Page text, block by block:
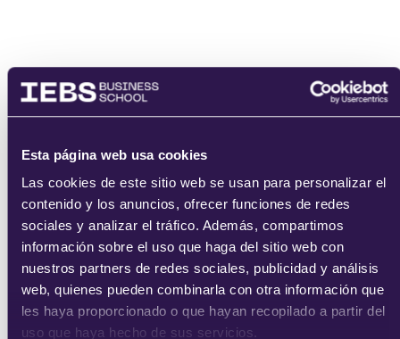
Esta página web usa cookies
Las cookies de este sitio web se usan para personalizar el
contenido y los anuncios, ofrecer funciones de redes
sociales y analizar el tráfico. Además, compartimos
información sobre el uso que haga del sitio web con
nuestros partners de redes sociales, publicidad y análisis
web, quienes pueden combinarla con otra información que
les haya proporcionado o que hayan recopilado a partir del
uso que haya hecho de sus servicios.